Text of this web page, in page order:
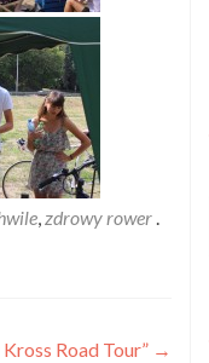
,zdrowy rower .
Road Tour” →